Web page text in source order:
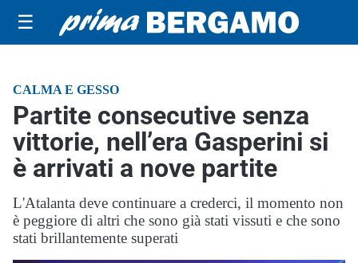
☰
CALMA E GESSO
Partite consecutive senza
vittorie, nell’era Gasperini si
è arrivati a nove partite
L'Atalanta deve continuare a crederci, il momento non
è peggiore di altri che sono già stati vissuti e che sono
stati brillantemente superati